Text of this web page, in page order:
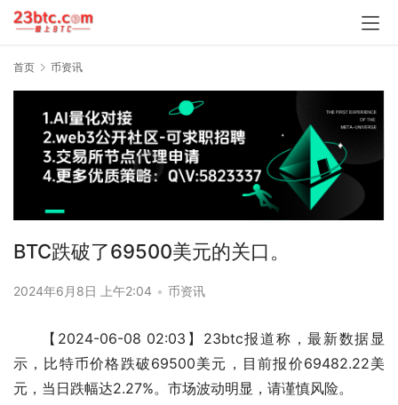
首页 币资讯
BTC跌破了69500美元的关口。
2024年6月8日 上午2:04 • 币资讯
【2024-06-08 02:03】23btc报道称，最新数据显
示，比特币价格跌破69500美元，目前报价69482.22美
元，当日跌幅达2.27%。市场波动明显，请谨慎风险。